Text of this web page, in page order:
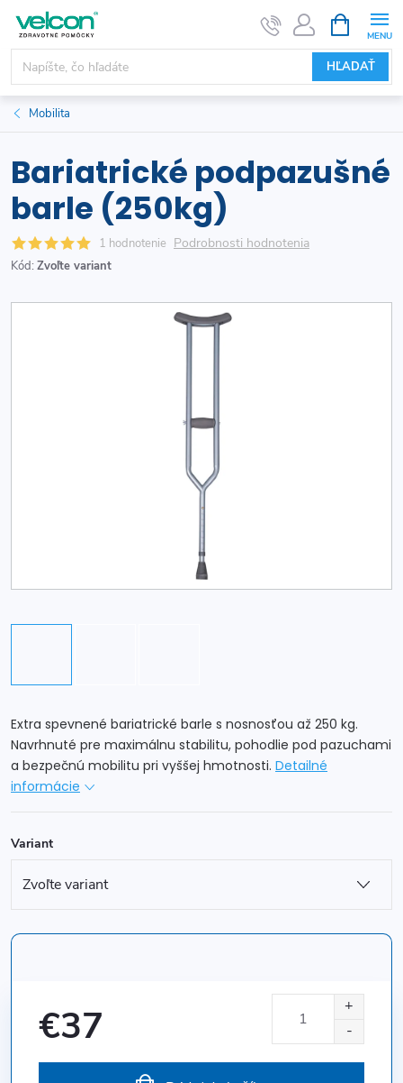
obsah
HĽADAŤ
KOŠÍK
Mobilita
Bariatrické podpazušné
barle (250kg)
1 hodnotenie Podrobnosti hodnotenia
Kód: Zvoľte variant
Extra spevnené bariatrické barle s nosnosťou až 250 kg.
Navrhnuté pre maximálnu stabilitu, pohodlie pod pazuchami
a bezpečnú mobilitu pri vyššej hmotnosti. Detailné
informácie
Variant
€37